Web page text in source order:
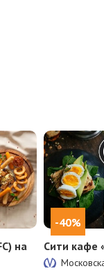
на
-40%
Сити кафе